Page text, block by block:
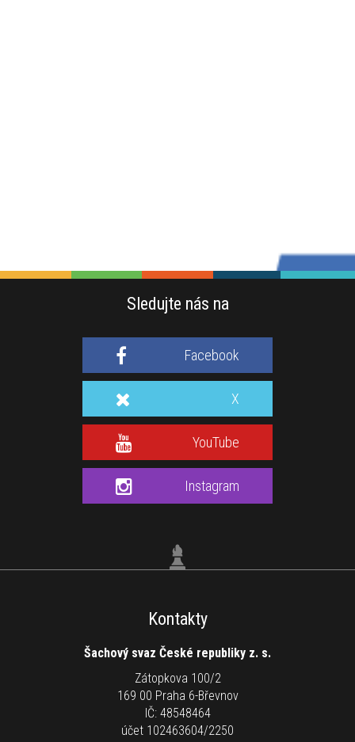
Sledujte nás na
Facebook
X
YouTube
Instagram
Kontakty
Šachový svaz České republiky z. s.
Zátopkova 100/2
169 00 Praha 6-Břevnov
IČ: 48548464
účet 102463604/2250